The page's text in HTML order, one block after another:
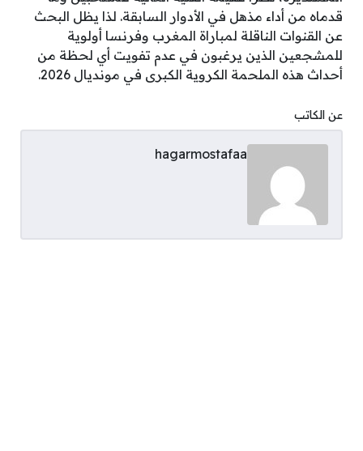
قدماه من أداء مذهل في الأدوار السابقة. لذا يظل البحث
عن القنوات الناقلة لمباراة المغرب وفرنسا أولوية
للمشجعين الذين يرغبون في عدم تفويت أي لحظة من
أحداث هذه الملحمة الكروية الكبرى في مونديال 2026.
عن الكاتب
hagarmostafaa